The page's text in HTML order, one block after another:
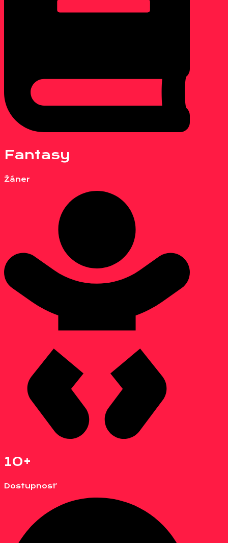
Fantasy
Žáner
10+
Dostupnosť